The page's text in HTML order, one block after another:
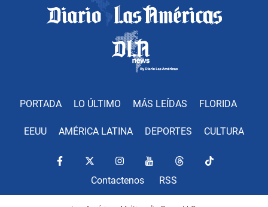
PORTADA LO ÚLTIMO MÁS LEÍDAS FLORIDA
EEUU AMÉRICA LATINA DEPORTES CULTURA
Contactenos RSS